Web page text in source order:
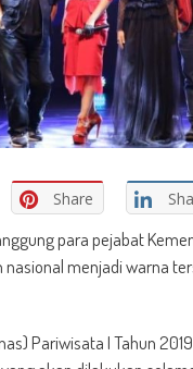
Share
para pejabat
menjadi warna
Pariwisata I Tahun